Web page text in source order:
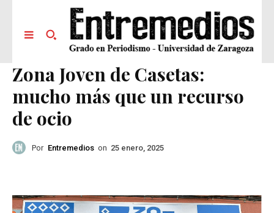
Zona Joven de Casetas:
mucho más que un recurso
de ocio
Por Entremedios on 25 enero, 2025